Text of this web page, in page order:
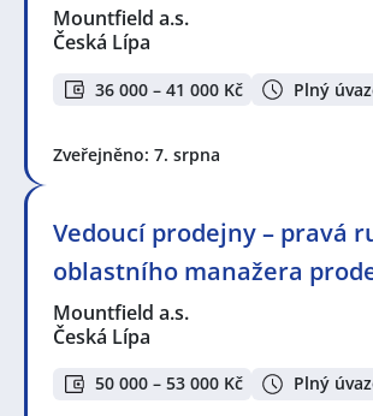
Mountfield a.s.
Česká Lípa
36 000 – 41 000 Kč Plný
Zveřejněno: 7. srpna
Vedoucí prodejny – pravá
oblastního manažera
Mountfield a.s.
Česká Lípa
50 000 – 53 000 Kč Plný